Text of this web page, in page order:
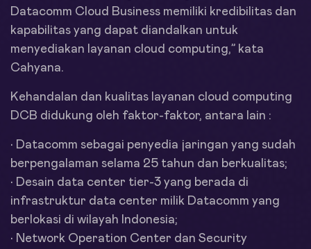
Datacomm Cloud Business memiliki kredibilitas dan
kapabilitas yang dapat diandalkan untuk
menyediakan layanan cloud computing,” kata
Cahyana.
Kehandalan dan kualitas layanan cloud computing
DCB didukung oleh faktor-faktor, antara lain :
• Datacomm sebagai penyedia jaringan yang sudah
berpengalaman selama 25 tahun dan berkualitas;
• Desain data center tier-3 yang berada di
infrastruktur data center milik Datacomm yang
berlokasi di wilayah Indonesia;
• Network Operation Center dan Security